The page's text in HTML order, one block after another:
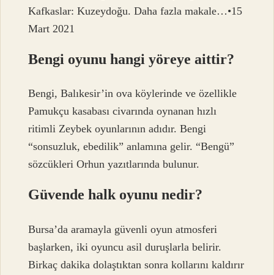
Kafkaslar: Kuzeydoğu. Daha fazla makale…•15
Mart 2021
Bengi oyunu hangi yöreye aittir?
Bengi, Balıkesir’in ova köylerinde ve özellikle
Pamukçu kasabası civarında oynanan hızlı
ritimli Zeybek oyunlarının adıdır. Bengi
“sonsuzluk, ebedilik” anlamına gelir. “Bengü”
sözcükleri Orhun yazıtlarında bulunur.
Güvende halk oyunu nedir?
Bursa’da aramayla güvenli oyun atmosferi
başlarken, iki oyuncu asil duruşlarla belirir.
Birkaç dakika dolaştıktan sonra kollarını kaldırır